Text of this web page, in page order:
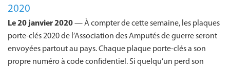
2020
Le 20 janvier 2020— À compter de cette semaine, les plaques
porte-clés 2020 de l’Association des Amputés de guerre seront
envoyées partout au pays. Chaque plaque porte-clés a son
propre numéro à code confidentiel. Si quelqu’un perd son